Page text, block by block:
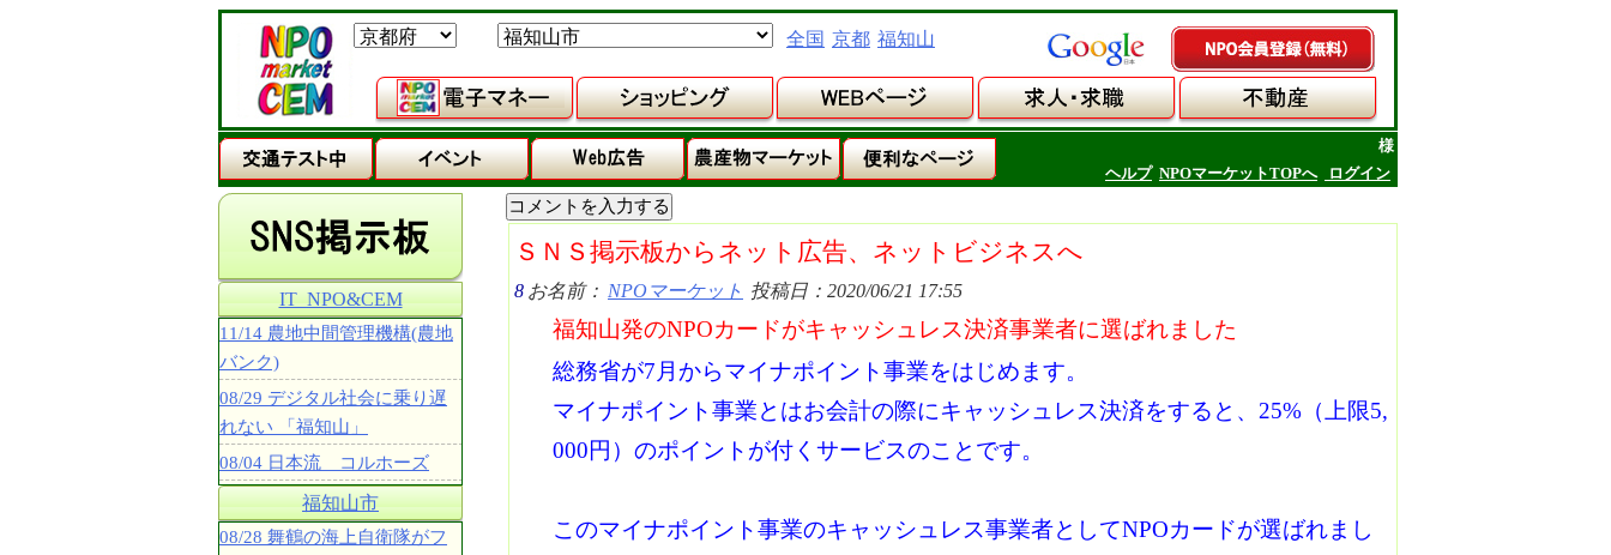
全国 京都 福知山
様
ヘルプ NPOマーケットTOPへ ログイン
ＳＮＳ掲示板からネット広告、ネットビジネスへ
8 お名前： NPOマーケット 投稿日：2020/06/21 17:55
福知山発のNPOカードがキャッシュレス決済事業者に選ばれました
総務省が7月からマイナポイント事業をはじめます。
マイナポイント事業とはお会計の際にキャッシュレス決済をすると、25%（上限5,
000円）のポイントが付くサービスのことです。
このマイナポイント事業のキャッシュレス事業者としてNPOカードが選ばれまし
IT_NPO&CEM
11/14 農地中間管理機構(農地
バンク)
08/29 デジタル社会に乗り遅
れない 「福知山」
08/04 日本流 コルホーズ
福知山市
08/28 舞鶴の海上自衛隊がフ